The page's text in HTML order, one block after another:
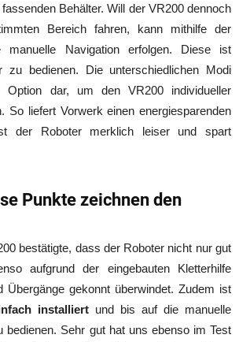
Behälter. Will der VR200 dennoch
Bereich fahren, kann mithilfe der
manuelle Navigation erfolgen. Diese ist
zu bedienen. Die unterschiedlichen Modi
Option dar, um den VR200 individueller
So liefert Vorwerk einen energiesparenden
der Roboter merklich leiser und spart
Punkte zeichnen den
bestätigte, dass der Roboter nicht nur gut
aufgrund der eingebauten Kletterhilfe
Übergänge gekonnt überwindet. Zudem ist
installiert und bis auf die manuelle
bedienen. Sehr gut hat uns ebenso im Test